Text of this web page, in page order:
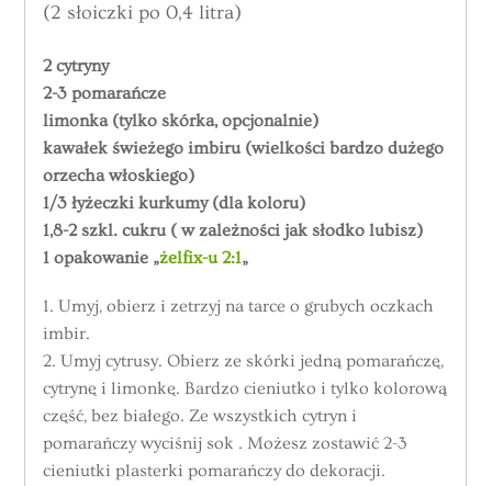
(2 słoiczki po 0,4 litra)
2 cytryny
2-3 pomarańcze
limonka (tylko skórka, opcjonalnie)
kawałek świeżego imbiru (wielkości bardzo dużego
orzecha włoskiego)
1/3 łyżeczki kurkumy (dla koloru)
1,8-2 szkl. cukru ( w zależności jak słodko lubisz)
1 opakowanie „żelfix-u 2:1„
1. Umyj, obierz i zetrzyj na tarce o grubych oczkach
imbir.
2. Umyj cytrusy. Obierz ze skórki jedną pomarańczę,
cytrynę i limonkę. Bardzo cieniutko i tylko kolorową
część, bez białego. Ze wszystkich cytryn i
pomarańczy wyciśnij sok . Możesz zostawić 2-3
cieniutki plasterki pomarańczy do dekoracji.